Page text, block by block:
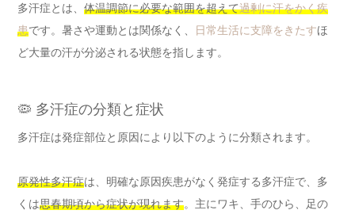
多汗症とは、 体温調節に必要な範囲を超えて過剰に汗をかく疾
患です。暑さや運動とは関係なく、 日常生活に支障をきたすほ
ど大量の汗が分泌される状態を指します。
🦠 多汗症の分類と症状
多汗症は発症部位と原因により以下のように分類されます。
原発性多汗症は、明確な原因疾患がなく発症する多汗症で、多
くは思春期頃から症状が現れます。主にワキ、手のひら、足の